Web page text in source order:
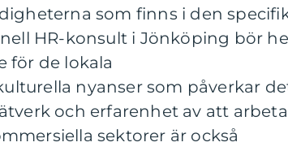
som finns i den
HR-konsult i Jönköping bör
för de lokala
nyanser som påverkar
och erfarenhet av att arbeta
sektorer är också